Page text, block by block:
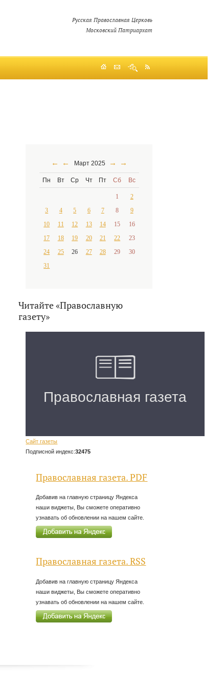
Русская Православная Церковь
Московский Патриархат
← ← Март 2025 → →
Пн Вт Ср Чт Пт Сб Вс
1
2
3
4 5 6 7 8
9
10
11 12 13 14 15
16
17
18 19 20 21 22
23
24
25 26 27 28 29
30
31
Читайте «Православную
газету»
Сайт газеты
Подписной индекс:32475
Православная газета. PDF
Добавив на главную страницу Яндекса
наши виджеты, Вы сможете оперативно
узнавать об обновлении на нашем сайте.
Православная газета. RSS
Добавив на главную страницу Яндекса
наши виджеты, Вы сможете оперативно
узнавать об обновлении на нашем сайте.